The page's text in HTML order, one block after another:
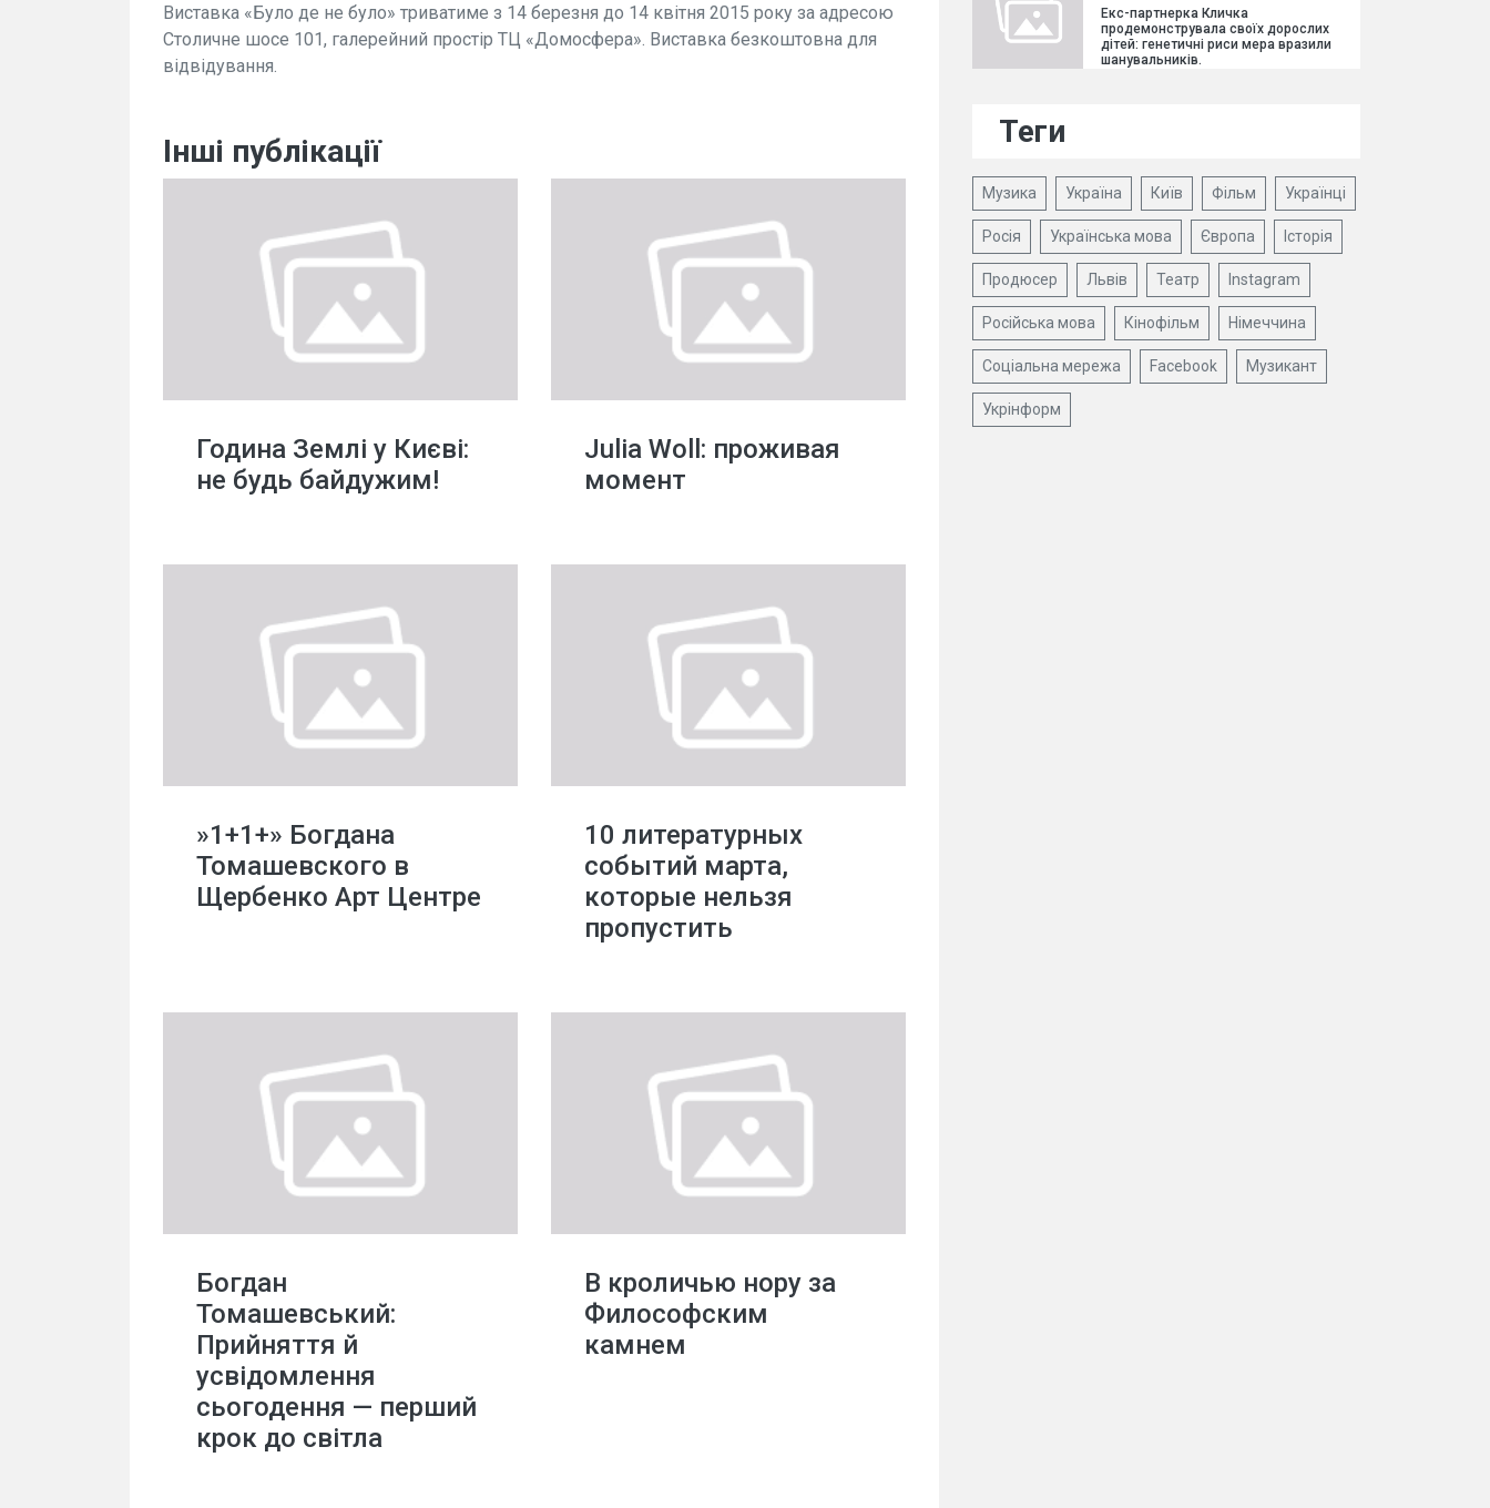
Виставка «Було де не було» триватиме з 14 березня до 14 квітня 2015 року за адресою
Столичне шосе 101, галерейний простір ТЦ «Домосфера». Виставка безкоштовна для
відвідування.
Інші публікації
Година Землі у Києві:
не будь байдужим!
Julia Woll: проживая
момент
»1+1+» Богдана
Томашевского в
Щербенко Арт Центре
10 литературных
событий марта,
которые нельзя
пропустить
Богдан
Томашевський:
Прийняття й
усвідомлення
сьогодення — перший
крок до світла
В кроличью нору за
Философским
камнем
Екс-партнерка Кличка
продемонструвала своїх дорослих
дітей: генетичні риси мера вразили
шанувальників.
Теги
Музика Україна Київ Фільм Українці
Росія Українська мова Європа Історія
Продюсер Львів Театр Instagram
Російська мова Кінофільм Німеччина
Соціальна мережа Facebook Музикант
Укрінформ